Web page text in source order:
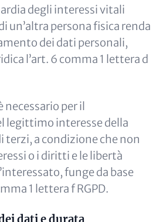
degli interessi vitali
un’altra persona fisica renda
dei dati personali,
l’art. 6 comma 1 lettera d
per il
legittimo interesse della
terzi, a condizione che non
o i diritti e le libertà
funge da base
1 lettera f RGPD.